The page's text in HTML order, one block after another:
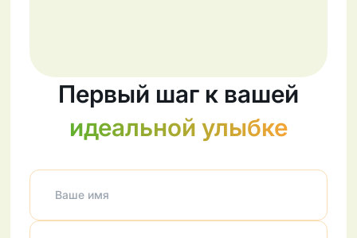
Первый шаг к вашей
идеальной улыбке
Ваше имя